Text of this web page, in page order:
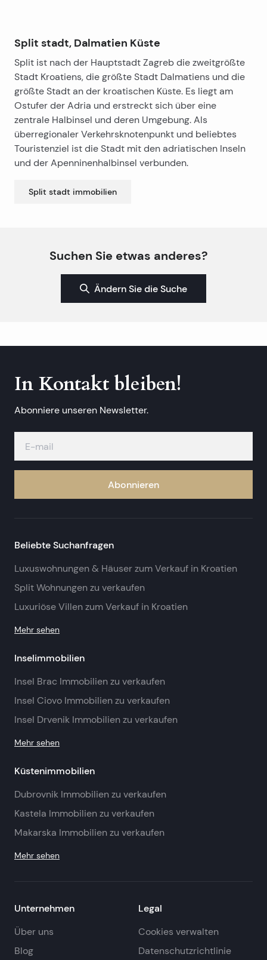
Split stadt, Dalmatien Küste
Split ist nach der Hauptstadt Zagreb die zweitgrößte
Stadt Kroatiens, die größte Stadt Dalmatiens und die
größte Stadt an der kroatischen Küste. Es liegt am
Ostufer der Adria und erstreckt sich über eine
zentrale Halbinsel und deren Umgebung. Als
überregionaler Verkehrsknotenpunkt und beliebtes
Touristenziel ist die Stadt mit den adriatischen Inseln
und der Apenninenhalbinsel verbunden.
Split stadt immobilien
Suchen Sie etwas anderes?
Ändern Sie die Suche
In Kontakt bleiben!
Abonniere unseren Newsletter.
Abonnieren
Beliebte Suchanfragen
Luxuswohnungen & Häuser zum Verkauf in Kroatien
Split Wohnungen zu verkaufen
Luxuriöse Villen zum Verkauf in Kroatien
Mehr sehen
Inselimmobilien
Insel Brac Immobilien zu verkaufen
Insel Ciovo Immobilien zu verkaufen
Insel Drvenik Immobilien zu verkaufen
Mehr sehen
Küstenimmobilien
Dubrovnik Immobilien zu verkaufen
Kastela Immobilien zu verkaufen
Makarska Immobilien zu verkaufen
Mehr sehen
Unternehmen
Über uns
Blog
Legal
Cookies verwalten
Datenschutzrichtlinie